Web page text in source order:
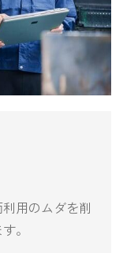
用のムダを削
。